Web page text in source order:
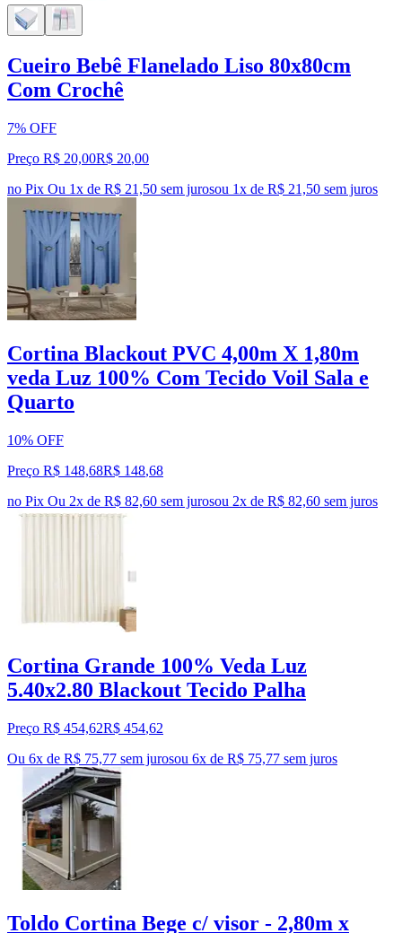
Cueiro Bebê Flanelado Liso 80x80cm
Com Crochê
7% OFF
Preço R$ 20,00R$ 20,00
no Pix Ou 1x de R$ 21,50 sem jurosou 1x de R$ 21,50 sem juros
Cortina Blackout PVC 4,00m X 1,80m
veda Luz 100% Com Tecido Voil Sala e
Quarto
10% OFF
Preço R$ 148,68R$ 148,68
no Pix Ou 2x de R$ 82,60 sem jurosou 2x de R$ 82,60 sem juros
Cortina Grande 100% Veda Luz
5.40x2.80 Blackout Tecido Palha
Preço R$ 454,62R$ 454,62
Ou 6x de R$ 75,77 sem jurosou 6x de R$ 75,77 sem juros
Toldo Cortina Bege c/ visor - 2,80m x